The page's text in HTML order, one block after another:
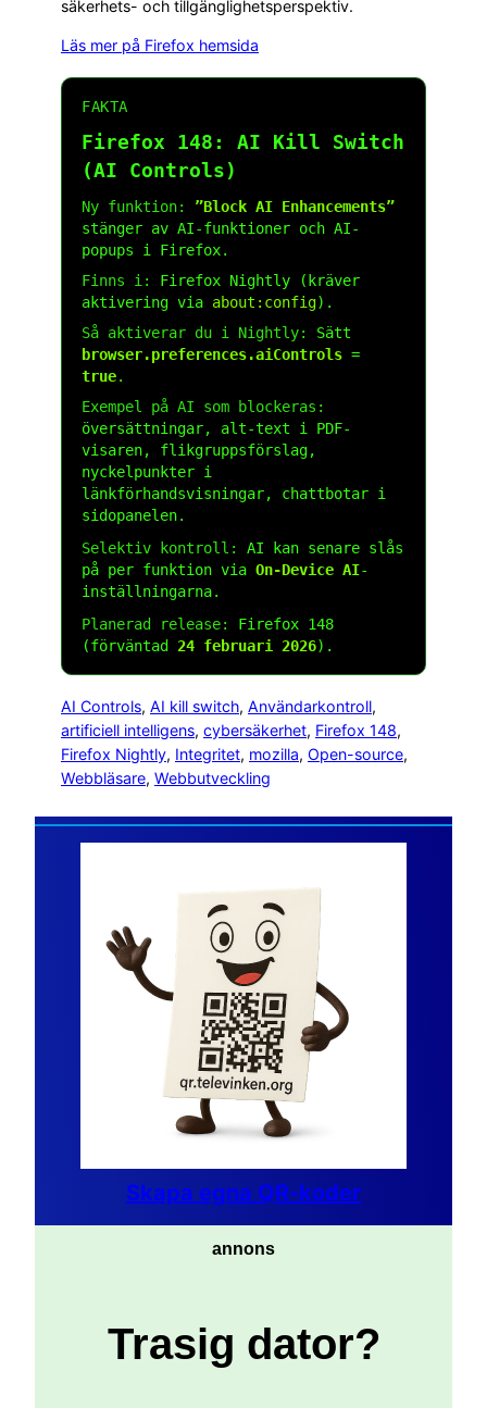
säkerhets- och tillgänglighetsperspektiv.
Läs mer på Firefox hemsida
FAKTA
Firefox 148: AI Kill Switch
(AI Controls)
Ny funktion:
”Block AI Enhancements”
stänger av AI-funktioner och AI-
popups i Firefox.
Finns i:
Firefox Nightly (kräver
aktivering via about:config).
Så aktiverar du i Nightly:
Sätt
browser.preferences.aiControls =
true.
Exempel på AI som blockeras:
översättningar, alt-text i PDF-
visaren, flikgruppsförslag,
nyckelpunkter i
länkförhandsvisningar, chattbotar i
sidopanelen.
Selektiv kontroll:
AI kan senare slås
på per funktion via On-Device AI-
inställningarna.
Planerad release:
Firefox 148
(förväntad 24 februari 2026).
AI Controls, AI kill switch, Användarkontroll
artificiell intelligens, cybersäkerhet, Firefox 148
Firefox Nightly, Integritet, mozilla, Open-source
Webbläsare, Webbutveckling
Skapa egna QR-koder
annons
Trasig dator?